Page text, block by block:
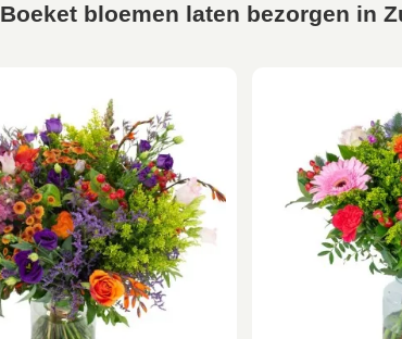
Boeket bloemen laten bezorgen in